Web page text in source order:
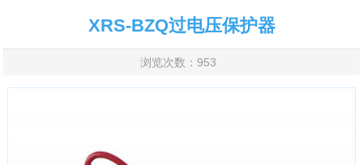
售后服务
联系我们
XRS-BZQ过电压保护器
浏览次数：953